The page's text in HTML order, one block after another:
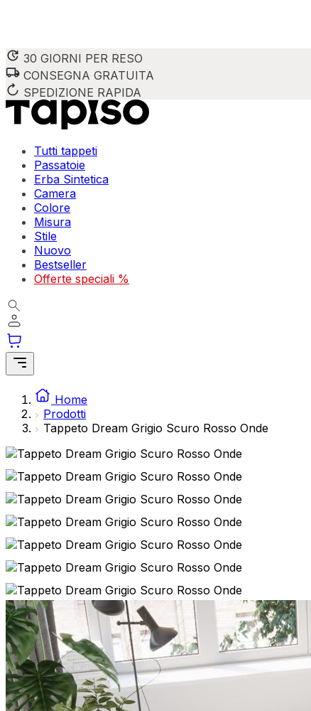
30 GIORNI PER RESO
CONSEGNA GRATUITA
SPEDIZIONE RAPIDA
Tutti tappeti
Passatoie
Erba Sintetica
Camera
Colore
Misura
Stile
Nuovo
Bestseller
Offerte speciali %
Ordini
Indirizzi
Dettagli del conto
Password persa
Tappeto Crystal
Verde Oro
Crema Foglie Effetto 3D
Dimensione: 180 x 250 cm
124,99€
Subtotale
124,99€
Totale con spedizione
124,99 €
Mostra il carrello Cassa
Home
Prodotti
Tappeto Dream Grigio Scuro Rosso Onde